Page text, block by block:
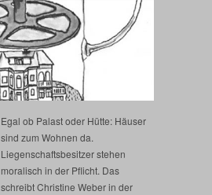
Egal ob Palast oder Hütte: Häuser
sind zum Wohnen da.
Liegenschaftsbesitzer stehen
moralisch in der Pflicht. Das
schreibt Christine Weber in der